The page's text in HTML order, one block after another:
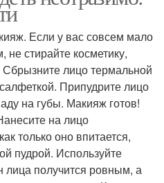
Если у вас совсем мало
стирайте косметику,
Сбрызните лицо термальной
Припудрите лицо
на губы. Макияж готов!
на лицо
только оно впитается,
пудрой. Используйте
лица получится ровным, а